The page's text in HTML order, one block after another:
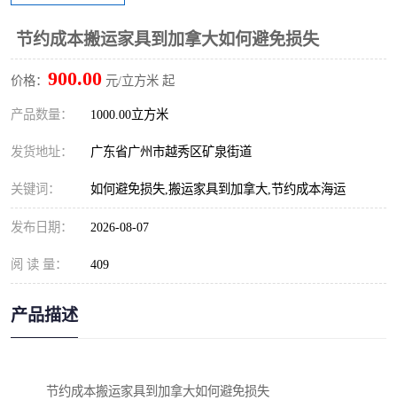
节约成本搬运家具到加拿大如何避免损失
价格： 900.00 元/立方米 起
产品数量： 1000.00立方米
发货地址： 广东省广州市越秀区矿泉街道
关键词： 如何避免损失,搬运家具到加拿大,节约成本海运
发布日期： 2026-08-07
阅 读 量： 409
产品描述
节约成本搬运家具到加拿大如何避免损失